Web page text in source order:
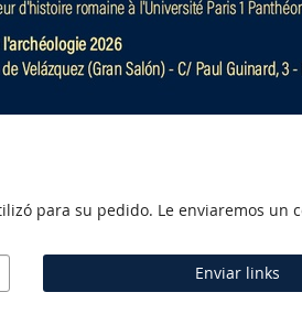
para su pedido. Le enviaremos un
Enviar links